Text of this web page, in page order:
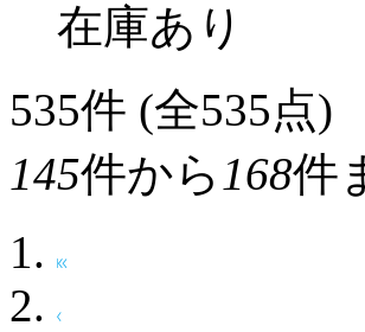
在庫あり
535件 (全535点)
145件から 168件